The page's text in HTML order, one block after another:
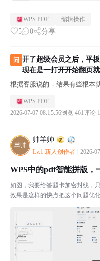
WPS PDF 编辑操作
5 0 分享
问 开了超级会员之后，平
现在是一打开开始翻页
根据客服说的，结果有些根本
WPS PDF
2026-07-07 08:15:56浏览 461评论 1
帅羊帅
Lv.1 新人创作者 | 2026-
WPS中的pdf智能拼版，
如图，我要给答题卡加密封线，
效果是这样的快点把这个问题优